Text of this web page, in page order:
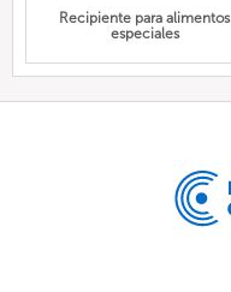
Recipiente para alimentos
especiales